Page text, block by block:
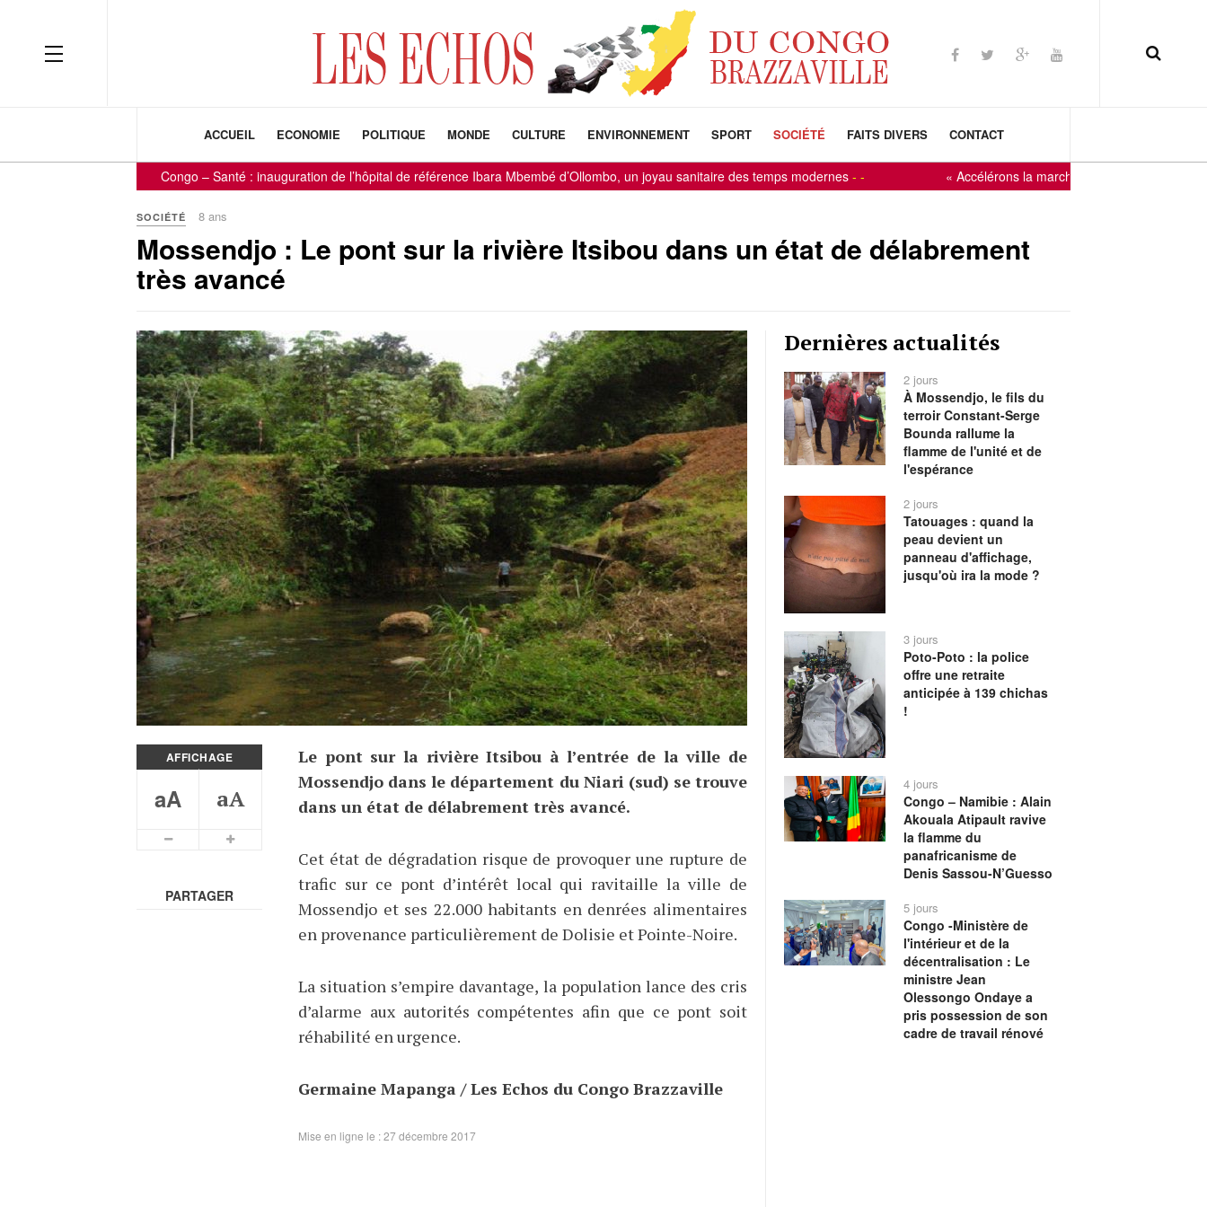
ACCUEIL ECONOMIE POLITIQUE MONDE CULTURE ENVIRONNEMENT SPORT SOCIÉTÉ FAITS DIVERS CONTACT
Congo – Santé : inauguration de l’hôpital de référence Ibara Mbembé d’Ollombo, un joyau sanitaire des temps modernes -- « Accélérons la marche vers le développement
SOCIÉTÉ 8 ans
Mossendjo : Le pont sur la rivière Itsibou dans un état de délabrement
très avancé
AFFICHAGE
aA aA
PARTAGER
Le pont sur la rivière Itsibou à l’entrée de la ville de
Mossendjo dans le département du Niari (sud) se trouve
dans un état de délabrement très avancé.
Cet état de dégradation risque de provoquer une rupture de
trafic sur ce pont d’intérêt local qui ravitaille la ville de
Mossendjo et ses 22.000 habitants en denrées alimentaires
en provenance particulièrement de Dolisie et Pointe-Noire.
La situation s’empire davantage, la population lance des cris
d’alarme aux autorités compétentes afin que ce pont soit
réhabilité en urgence.
Germaine Mapanga / Les Echos du Congo Brazzaville
Mise en ligne le : 27 décembre 2017
Dernières actualités
2 jours
À Mossendjo, le fils du
terroir Constant-Serge
Bounda rallume la
flamme de l'unité et de
l'espérance
2 jours
Tatouages : quand la
peau devient un
panneau d'affichage,
jusqu'où ira la mode ?
3 jours
Poto-Poto : la police
offre une retraite
anticipée à 139 chichas
!
4 jours
Congo – Namibie : Alain
Akouala Atipault ravive
la flamme du
panafricanisme de
Denis Sassou-N’Guesso
5 jours
Congo -Ministère de
l'intérieur et de la
décentralisation : Le
ministre Jean
Olessongo Ondaye a
pris possession de son
cadre de travail rénové